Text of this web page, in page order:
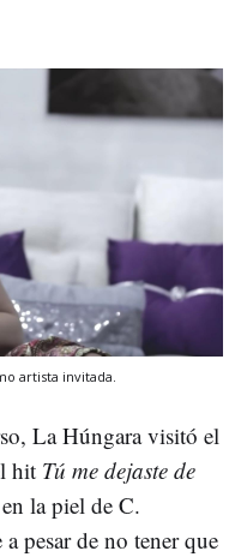
artista invitada.
La Húngara visitó el
hit Tú me dejaste de
la piel de C.
pesar de no tener que